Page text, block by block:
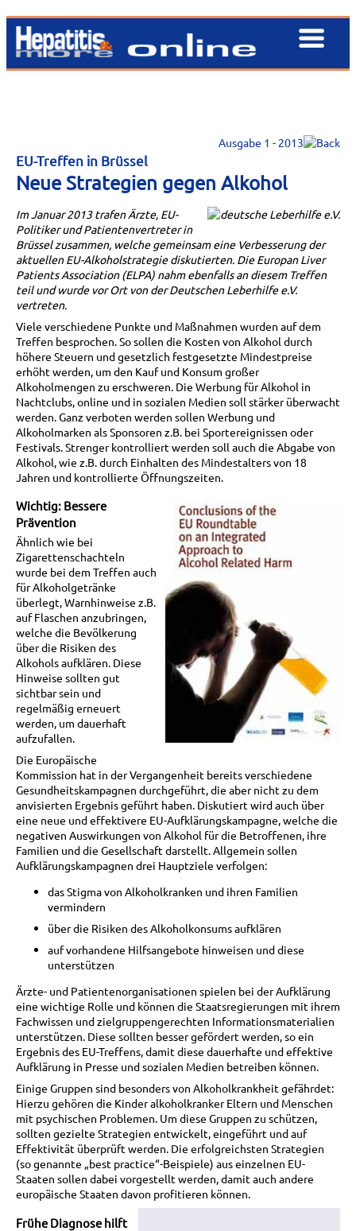
Ausgabe 1 - 2013
EU-Treffen in Brüssel
Neue Strategien gegen Alkohol
Im Januar 2013 trafen Ärzte, EU-
Politiker und Patientenvertreter in
Brüssel zusammen, welche gemeinsam eine Verbesserung der
aktuellen EU-Alkoholstrategie diskutierten. Die Europan Liver
Patients Association (ELPA) nahm ebenfalls an diesem Treffen
teil und wurde vor Ort von der Deutschen Leberhilfe e.V.
vertreten.
Viele verschiedene Punkte und Maßnahmen wurden auf dem
Treffen besprochen. So sollen die Kosten von Alkohol durch
höhere Steuern und gesetzlich festgesetzte Mindestpreise
erhöht werden, um den Kauf und Konsum großer
Alkoholmengen zu erschweren. Die Werbung für Alkohol in
Nachtclubs, online und in sozialen Medien soll stärker überwacht
werden. Ganz verboten werden sollen Werbung und
Alkoholmarken als Sponsoren z.B. bei Sportereignissen oder
Festivals. Strenger kontrolliert werden soll auch die Abgabe von
Alkohol, wie z.B. durch Einhalten des Mindestalters von 18
Jahren und kontrollierte Öffnungszeiten.
Wichtig: Bessere
Prävention
Ähnlich wie bei
Zigarettenschachteln
wurde bei dem Treffen auch
für Alkoholgetränke
überlegt, Warnhinweise z.B.
auf Flaschen anzubringen,
welche die Bevölkerung
über die Risiken des
Alkohols aufklären. Diese
Hinweise sollten gut
sichtbar sein und
regelmäßig erneuert
werden, um dauerhaft
aufzufallen.
Die Europäische
Kommission hat in der Vergangenheit bereits verschiedene
Gesundheitskampagnen durchgeführt, die aber nicht zu dem
anvisierten Ergebnis geführt haben. Diskutiert wird auch über
eine neue und effektivere EU-Aufklärungskampagne, welche die
negativen Auswirkungen von Alkohol für die Betroffenen, ihre
Familien und die Gesellschaft darstellt. Allgemein sollen
Aufklärungskampagnen drei Hauptziele verfolgen:
das Stigma von Alkoholkranken und ihren Familien
vermindern
über die Risiken des Alkoholkonsums aufklären
auf vorhandene Hilfsangebote hinweisen und diese
unterstützen
Ärzte- und Patientenorganisationen spielen bei der Aufklärung
eine wichtige Rolle und können die Staatsregierungen mit ihrem
Fachwissen und zielgruppengerechten Informationsmaterialien
unterstützen. Diese sollten besser gefördert werden, so ein
Ergebnis des EU-Treffens, damit diese dauerhafte und effektive
Aufklärung in Presse und sozialen Medien betreiben können.
Einige Gruppen sind besonders von Alkoholkrankheit gefährdet:
Hierzu gehören die Kinder alkoholkranker Eltern und Menschen
mit psychischen Problemen. Um diese Gruppen zu schützen,
sollten gezielte Strategien entwickelt, eingeführt und auf
Effektivität überprüft werden. Die erfolgreichsten Strategien
(so genannte „best practice“-Beispiele) aus einzelnen EU-
Staaten sollen dabei vorgestellt werden, damit auch andere
europäische Staaten davon profitieren können.
Frühe Diagnose hilft